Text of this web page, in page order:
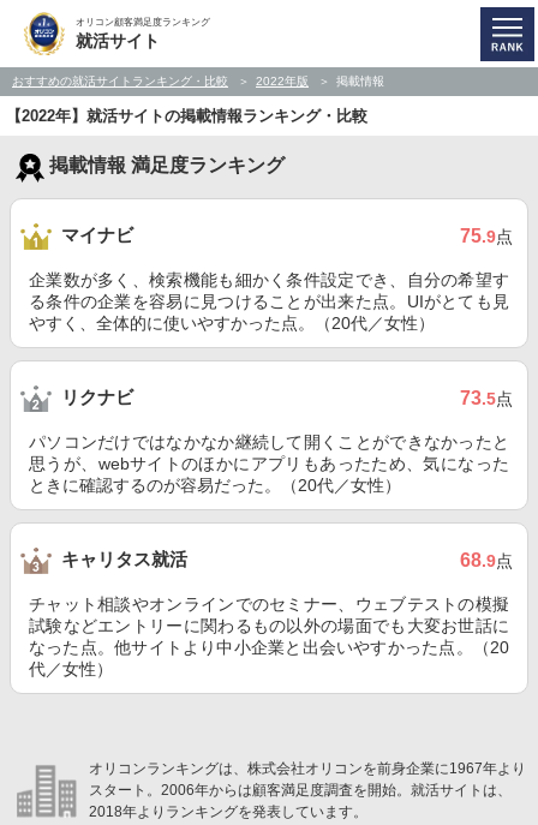
オリコン顧客満足度ランキング
就活サイト
おすすめの就活サイトランキング・比較 2022年版 掲載情報
【2022年】就活サイトの掲載情報ランキング・比較
掲載情報 満足度ランキング
マイナビ 75.9点
企業数が多く、検索機能も細かく条件設定でき、自分の希望す
る条件の企業を容易に見つけることが出来た点。UIがとても見
やすく、全体的に使いやすかった点。（20代／女性）
リクナビ 73.5点
パソコンだけではなかなか継続して開くことができなかったと
思うが、webサイトのほかにアプリもあったため、気になった
ときに確認するのが容易だった。（20代／女性）
キャリタス就活 68.9点
チャット相談やオンラインでのセミナー、ウェブテストの模擬
試験などエントリーに関わるもの以外の場面でも大変お世話に
なった点。他サイトより中小企業と出会いやすかった点。（20
代／女性）
オリコンランキングは、株式会社オリコンを前身企業に1967年より
スタート。2006年からは顧客満足度調査を開始。就活サイトは、
2018年よりランキングを発表しています。